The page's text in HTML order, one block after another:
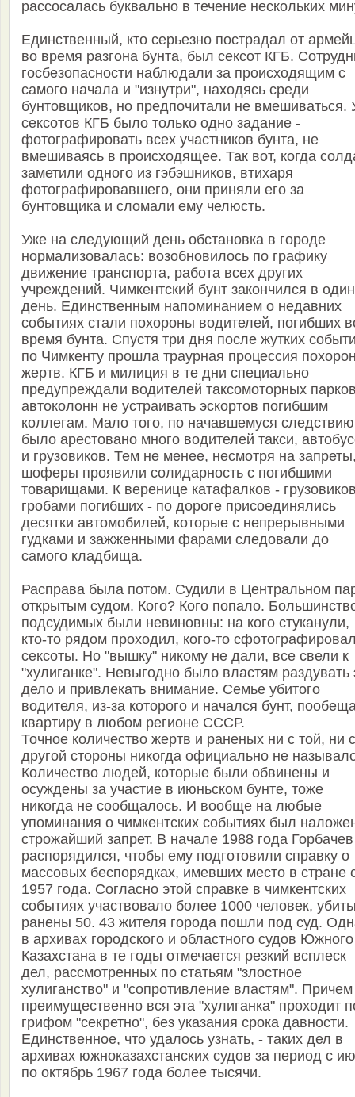
рассосалась буквально в течение нескольких
Единственный, кто серьезно пострадал от
во время разгона бунта, был сексот КГБ.
госбезопасности наблюдали за происходящим с
самого начала и "изнутри", находясь среди
бунтовщиков, но предпочитали не вмешиваться.
сексотов КГБ было только одно задание -
фотографировать всех участников бунта, не
вмешиваясь в происходящее. Так вот, когда
заметили одного из гэбэшников, втихаря
фотографировавшего, они приняли его за
бунтовщика и сломали ему челюсть.
Уже на следующий день обстановка в городе
нормализовалась: возобновилось по графику
движение транспорта, работа всех других
учреждений. Чимкентский бунт закончился в один
день. Единственным напоминанием о недавних
событиях стали похороны водителей, погибших
время бунта. Спустя три дня после жутких
по Чимкенту прошла траурная процессия
жертв. КГБ и милиция в те дни специально
предупреждали водителей таксомоторных
автоколонн не устраивать эскортов погибшим
коллегам. Мало того, по начавшемуся следствию
было арестовано много водителей такси,
и грузовиков. Тем не менее, несмотря на
шоферы проявили солидарность с погибшими
товарищами. К веренице катафалков -
гробами погибших - по дороге присоединялись
десятки автомобилей, которые с непрерывными
гудками и зажженными фарами следовали до
самого кладбища.
Расправа была потом. Судили в Центральном
открытым судом. Кого? Кого попало.
подсудимых были невиновны: на кого стуканули,
кто-то рядом проходил, кого-то
сексоты. Но "вышку" никому не дали, все свели к
"хулиганке". Невыгодно было властям раздувать
дело и привлекать внимание. Семье убитого
водителя, из-за которого и начался бунт,
квартиру в любом регионе СССР.
Точное количество жертв и раненых ни с той, ни с
другой стороны никогда официально не
Количество людей, которые были обвинены и
осуждены за участие в июньском бунте, тоже
никогда не сообщалось. И вообще на любые
упоминания о чимкентских событиях был
строжайший запрет. В начале 1988 года Горбачев
распорядился, чтобы ему подготовили справку о
массовых беспорядках, имевших место в стране
1957 года. Согласно этой справке в чимкентских
событиях участвовало более 1000 человек,
ранены 50. 43 жителя города пошли под суд.
в архивах городского и областного судов Южного
Казахстана в те годы отмечается резкий всплеск
дел, рассмотренных по статьям "злостное
хулиганство" и "сопротивление властям". Причем
преимущественно вся эта "хулиганка" проходит
грифом "секретно", без указания срока давности.
Единственное, что удалось узнать, - таких дел в
архивах южноказахстанских судов за период с
по октябрь 1967 года более тысячи.